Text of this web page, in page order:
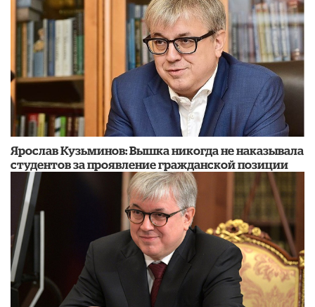
Ярослав Кузьминов: Вышка никогда не наказывала
студентов за проявление гражданской позиции